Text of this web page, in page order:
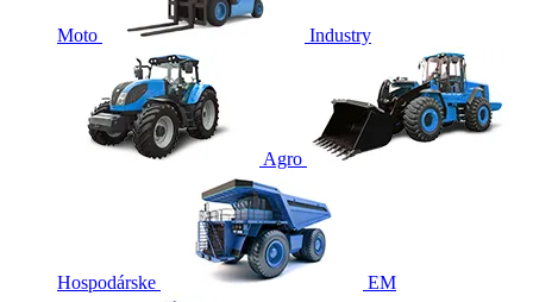
Moto Industry
Agro
Hospodárske EM